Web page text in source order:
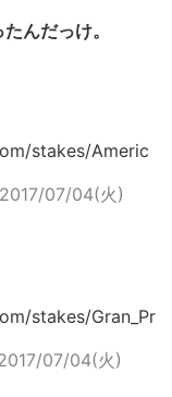
んだっけ。
stakes/Americ
2017/07/04(火)
stakes/Gran_Pr
07/04(火)